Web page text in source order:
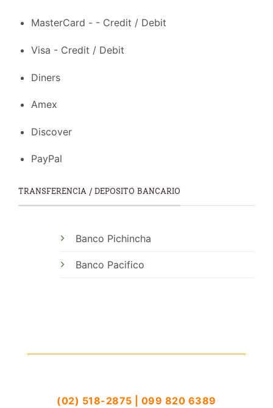
MasterCard - - Credit / Debit
Visa - Credit / Debit
Diners
Amex
Discover
PayPal
TRANSFERENCIA / DEPOSITO BANCARIO
Banco Pichincha
Banco Pacifico
(02) 518-2875 | 099 820 6389